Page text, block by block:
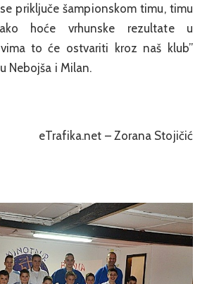
priključe šampionskom timu, timu
hoće vrhunske rezultate u
to će ostvariti kroz naš klub”
Nebojša i Milan.
eTrafika.net – Zorana Stojičić